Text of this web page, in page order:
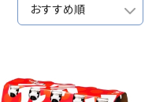
おすすめ順